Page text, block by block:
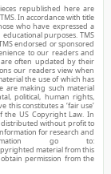
republished here are
In accordance with title
who have expressed a
purposes. TMS
endorsed or sponsored
to our readers and
are often updated by their
our readers view when
the use of which has
are making such material
political, human rights,
this constitutes a ‘fair use’
the US Copyright Law. In
distributed without profit to
for research and
go to:
material from this
permission from the